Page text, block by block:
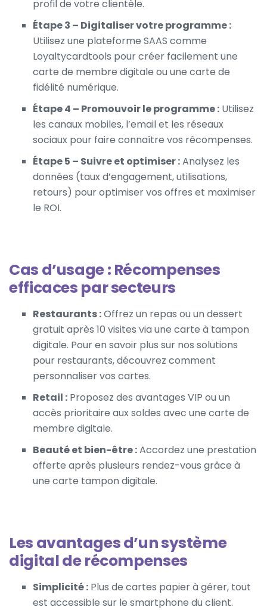
profil de votre clientèle.
Étape 3 – Digitaliser votre programme :
Utilisez une plateforme SAAS comme
Loyaltycardtools pour créer facilement une
carte de membre digitale ou une carte de
fidélité numérique.
Étape 4 – Promouvoir le programme : Utilisez
les canaux mobiles, l’email et les réseaux
sociaux pour faire connaître vos récompenses.
Étape 5 – Suivre et optimiser :Analysez les
données (taux d’engagement, utilisations,
retours) pour optimiser vos offres et maximiser
le ROI.
Cas d’usage : Récompenses
efficaces par secteurs
Restaurants :Offrez un repas ou un dessert
gratuit après 10 visites via une carte à tampon
digitale. Pour en savoir plus sur nos solutions
pour restaurants, découvrez comment
personnaliser vos cartes.
Retail : Proposez des avantages VIP ou un
accès prioritaire aux soldes avec une carte de
membre digitale.
Beauté et bien-être :Accordez une prestation
offerte après plusieurs rendez-vous grâce à
une carte tampon digitale.
Les avantages d’un système
digital de récompenses
Simplicité : Plus de cartes papier à gérer, tout
est accessible sur le smartphone du client.